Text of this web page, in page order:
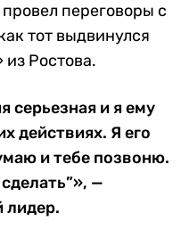
переговоры с
тот выдвинулся
из Ростова.
серьезная и я ему
действиях. Я его
и тебе позвоню.
—
лидер.